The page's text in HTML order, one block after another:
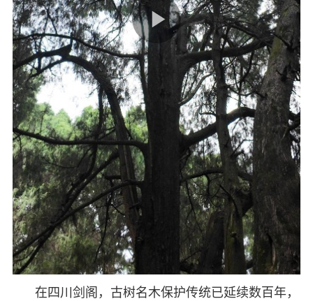
在四川剑阁，古树名木保护传统已延续数百年，